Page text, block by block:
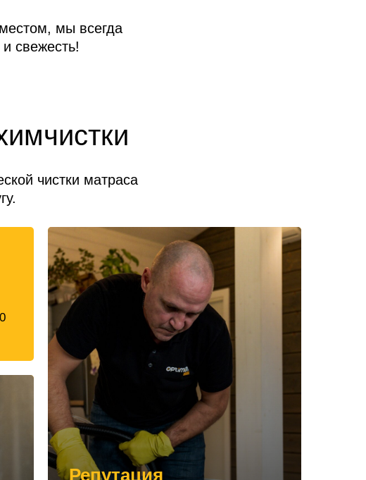
мы всегда
свежесть!
чистки матраса
Репутация